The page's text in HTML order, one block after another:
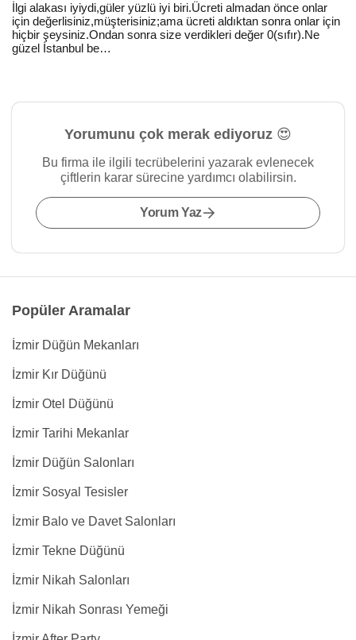
İlgi alakası iyiydi,güler yüzlü iyi biri.Ücreti almadan önce onlar
için değerlisiniz,müşterisiniz;ama ücreti aldıktan sonra onlar için
hiçbir şeysiniz.Ondan sonra size verdikleri değer 0(sıfır).Ne
güzel İstanbul be…
Yorumunu çok merak ediyoruz 😍
Bu firma ile ilgili tecrübelerini yazarak evlenecek
çiftlerin karar sürecine yardımcı olabilirsin.
Yorum Yaz
Popüler Aramalar
İzmir Düğün Mekanları
İzmir Kır Düğünü
İzmir Otel Düğünü
İzmir Tarihi Mekanlar
İzmir Düğün Salonları
İzmir Sosyal Tesisler
İzmir Balo ve Davet Salonları
İzmir Tekne Düğünü
İzmir Nikah Salonları
İzmir Nikah Sonrası Yemeği